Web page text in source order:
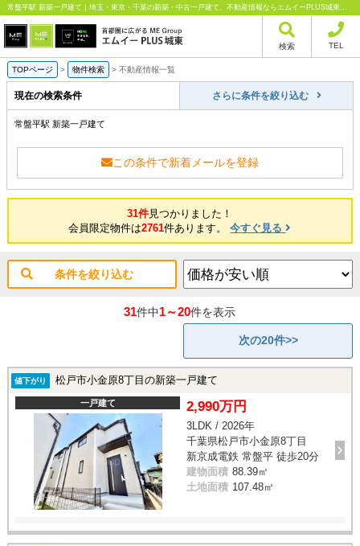
常盤平駅 新築一戸建て｜埼玉・東京・千葉の新築・中古一戸建て、不動産情報ならエムイーPLUS城東にお任せください
検索 TEL
TOPページ > 物件検索 > 不動産情報一覧
現在の検索条件 さらに条件を絞り込む
常盤平駅 新築一戸建て
この条件で新着メールを登録
31件見つかりました！
会員限定物件は2761件あります。今すぐ見る
条件を絞り込む
31件中1～20件を表示
次の20件>>
値下がり 松戸市小金原8丁目の新築一戸建て
一戸建て 2,990万円
3LDK / 2026年
千葉県松戸市小金原8丁目
新京成電鉄 常盤平 徒歩20分
建物面積 88.39㎡
土地面積 107.48㎡